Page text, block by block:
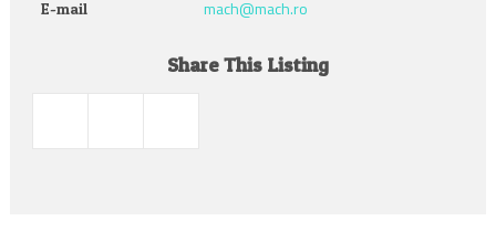
E-mail mach@mach.ro
Share This Listing